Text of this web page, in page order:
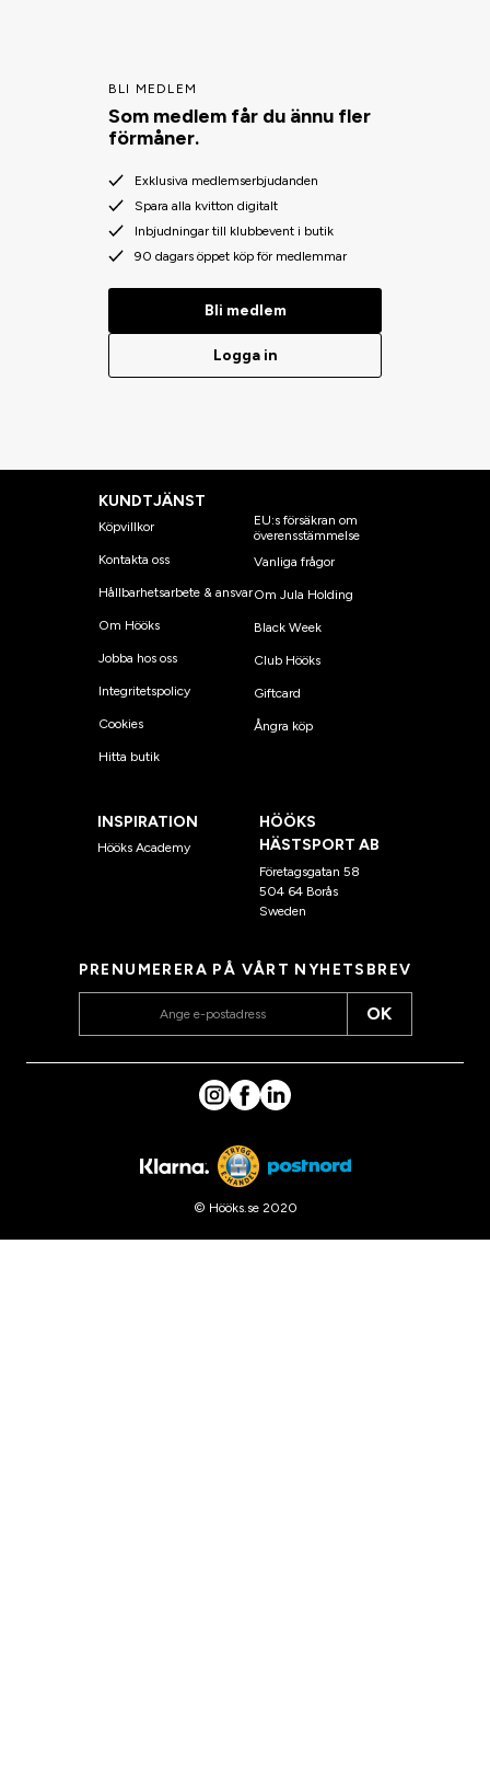
BLI MEDLEM
Som medlem får du ännu fler
förmåner.
Exklusiva medlemserbjudanden
Spara alla kvitton digitalt
Inbjudningar till klubbevent i butik
90 dagars öppet köp för medlemmar
Bli medlem
Logga in
KUNDTJÄNST
Köpvillkor
Kontakta oss
Hållbarhetsarbete & ansvar
Om Hööks
Jobba hos oss
Integritetspolicy
Cookies
Hitta butik
EU:s försäkran om
överensstämmelse
Vanliga frågor
Om Jula Holding
Black Week
Club Hööks
Giftcard
Ångra köp
INSPIRATION
Hööks Academy
HÖÖKS
HÄSTSPORT AB
Företagsgatan 58
504 64 Borås
Sweden
PRENUMERERA PÅ VÅRT NYHETSBREV
OK
© Hööks.se 2020